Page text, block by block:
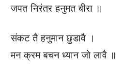
जपत निरंतर हनुमत बीरा ॥
संकट तै हनुमान छुडावै ।
मन क्रम बचन ध्यान जो लावै ॥